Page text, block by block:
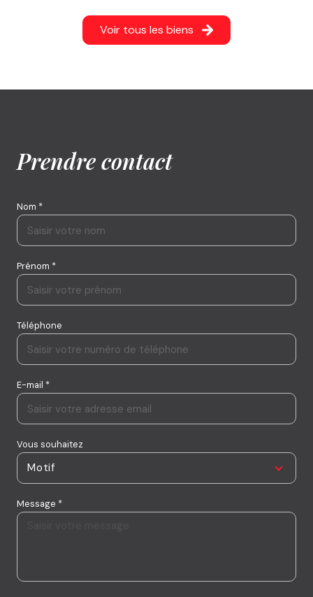
Voir tous les biens
Prendre contact
Nom *
Prénom *
Téléphone
E-mail *
Vous souhaitez
Motif
Message *